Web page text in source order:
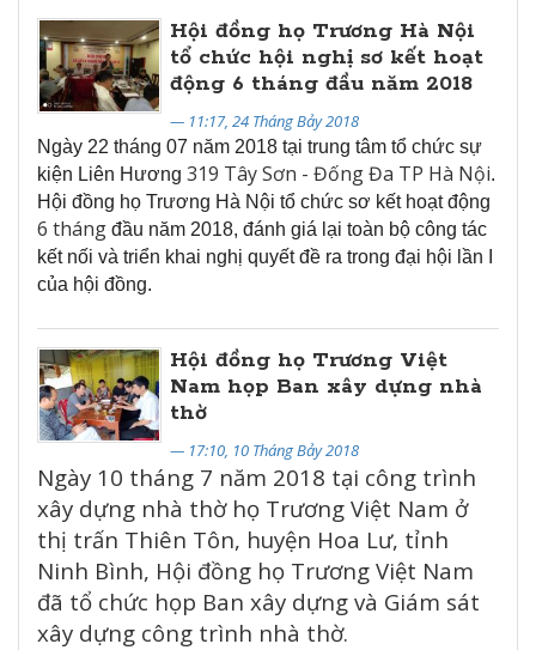
Hội đồng họ Trương Hà Nội
tổ chức hội nghị sơ kết hoạt
động 6 tháng đầu năm 2018
— 11:17, 24 Tháng Bảy 2018
Ngày 22 tháng 07 năm 2018 tại trung tâm tổ chức sự
kiện Liên Hương 319 Tây Sơn - Đống Đa TP Hà Nội.
Hội đồng họ Trương Hà Nội tổ chức sơ kết hoạt động
6 tháng đầu năm 2018, đánh giá lại toàn bộ công tác
kết nối và triển khai nghị quyết đề ra trong đại hội lần I
của hội đồng.
Hội đồng họ Trương Việt
Nam họp Ban xây dựng nhà
thờ
— 17:10, 10 Tháng Bảy 2018
Ngày 10 tháng 7 năm 2018 tại công trình
xây dựng nhà thờ họ Trương Việt Nam ở
thị trấn Thiên Tôn, huyện Hoa Lư, tỉnh
Ninh Bình, Hội đồng họ Trương Việt Nam
đã tổ chức họp Ban xây dựng và Giám sát
xây dựng công trình nhà thờ.